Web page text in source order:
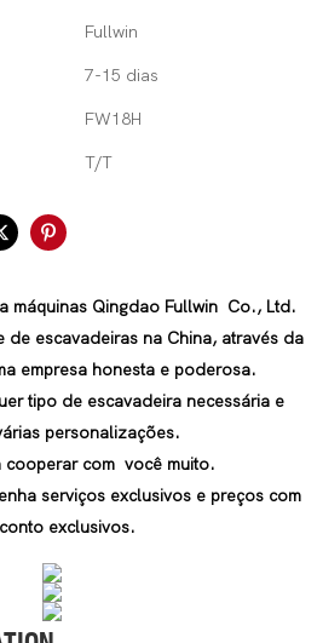
Fullwin
7-15 dias
FW18H
T/T
máquinas Qingdao Fullwin Co., Ltd.
de escavadeiras na China, através da
empresa honesta e poderosa.
tipo de escavadeira necessária e
personalizações.
cooperar com você muito.
serviços exclusivos e preços com
exclusivos.